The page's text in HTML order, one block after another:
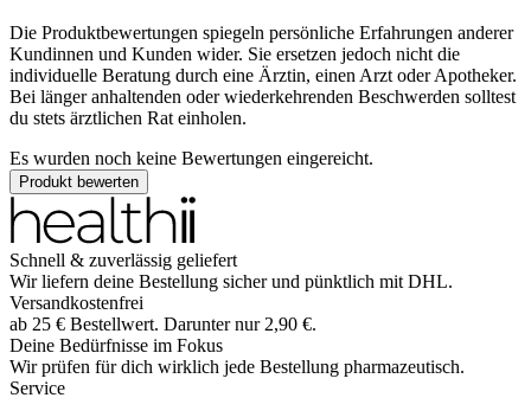
Die Produktbewertungen spiegeln persönliche Erfahrungen anderer
Kundinnen und Kunden wider. Sie ersetzen jedoch nicht die
individuelle Beratung durch eine Ärztin, einen Arzt oder Apotheker.
Bei länger anhaltenden oder wiederkehrenden Beschwerden solltest
du stets ärztlichen Rat einholen.
Es wurden noch keine Bewertungen eingereicht.
Produkt bewerten
Schnell & zuverlässig geliefert
Wir liefern deine Bestellung sicher und pünktlich mit DHL.
Versandkostenfrei
ab 25 € Bestellwert. Darunter nur 2,90 €.
Deine Bedürfnisse im Fokus
Wir prüfen für dich wirklich jede Bestellung pharmazeutisch.
Service